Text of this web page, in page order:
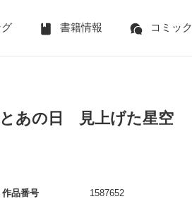
書籍情報 コミック
あの日 見上げた星空
作品番号 1587652